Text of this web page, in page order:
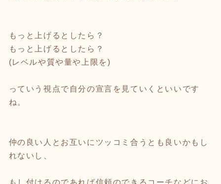
もっと上げるとしたら？
もっと上げるとしたら？
(レベルや質や量や上限を)
っていう視点で自分の宣言を見ていくといいです
ね。
仲の良い人とお互いにツッコミ合うとも良いかもし
れないし、
もし付けるのであれば信頼のできるコーチなどにお